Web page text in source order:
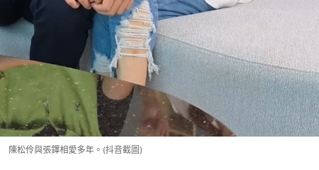
陳松伶與張鐸相愛多年。(抖音截圖)